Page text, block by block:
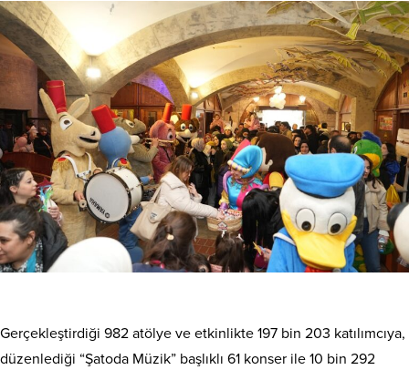
Gerçekleştirdiği 982 atölye ve etkinlikte 197 bin 203 katılımcıya,
düzenlediği “Şatoda Müzik” başlıklı 61 konser ile 10 bin 292